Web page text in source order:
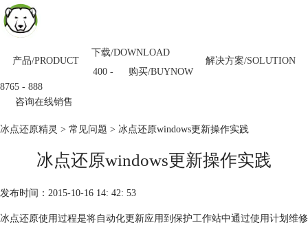
产品/PRODUCT 解决方案/SOLUTION
下载/DOWNLOAD
购买/BUYNOW
400 -
8765 - 888
咨询在线销售
冰点还原精灵 > 常见问题 > 冰点还原windows更新操作实践
冰点还原windows更新操作实践
发布时间：2015-10-16 14: 42: 53
冰点还原使用过程是将自动化更新应用到保护工作站中通过使用计划维修